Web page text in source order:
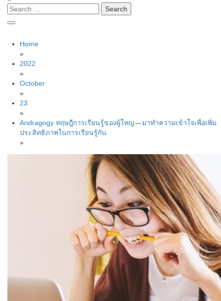
Search
for:
Home
»
2022
»
October
»
23
»
Andragogy ทฤษฎีการเรียนรู้ของผู้ใหญ่ — มาทำความเข้าใจเพื่อเพิ่ม
ประสิทธิภาพในการเรียนรู้กัน
»